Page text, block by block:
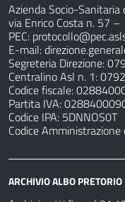
Azienda Socio-Sanitaria
via Enrico Costa n. 57 –
PEC:
E-mail:
Segreteria Direzione:
Centralino Asl n. 1:
Codice fiscale:
Partita IVA:
Codice IPA: 5DNNOS0T
Codice
ARCHIVIO ALBO PRETORIO